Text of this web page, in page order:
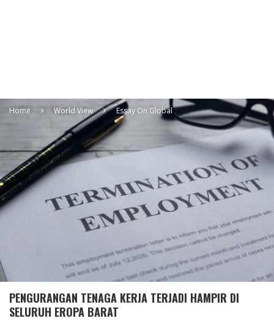
Home World View Essay On Global
PENGURANGAN TENAGA KERJA TERJADI HAMPIR DI
SELURUH EROPA BARAT